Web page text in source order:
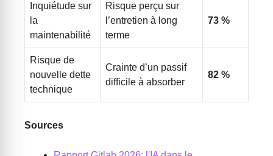
Inquiétude sur
la
maintenabilité
Risque perçu sur
l’entretien à long
terme
73 %
Risque de
nouvelle dette
technique
Crainte d’un passif
difficile à absorber
82 %
Sources